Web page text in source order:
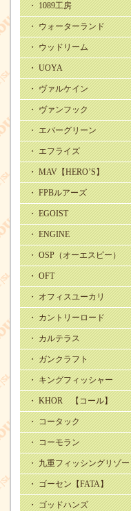
・ 1089工房
・ ウォーターランド
・ ウッドリーム
・ UOYA
・ ヴァルケイン
・ ヴァンフック
・ エバーグリーン
・ エフライズ
・ MAV【HERO’S】
・ FPBルアーズ
・ EGOIST
・ ENGINE
・ OSP（オーエスピー）
・ OFT
・ オフィスユーカリ
・ カントリーロード
・ カルテラス
・ ガンクラフト
・ キングフィッシャー
・ KHOR 【コール】
・ コータック
・ コーモラン
・ 九重フィッシングリゾ
・ ゴーセン【FATA】
・ ゴッドハンズ